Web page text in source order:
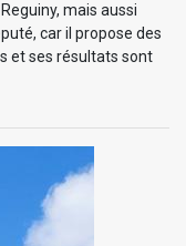
mais aussi
car il propose des
et ses résultats sont